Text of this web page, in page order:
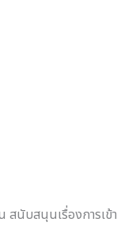
นับสนุนเรื่องการเข้า